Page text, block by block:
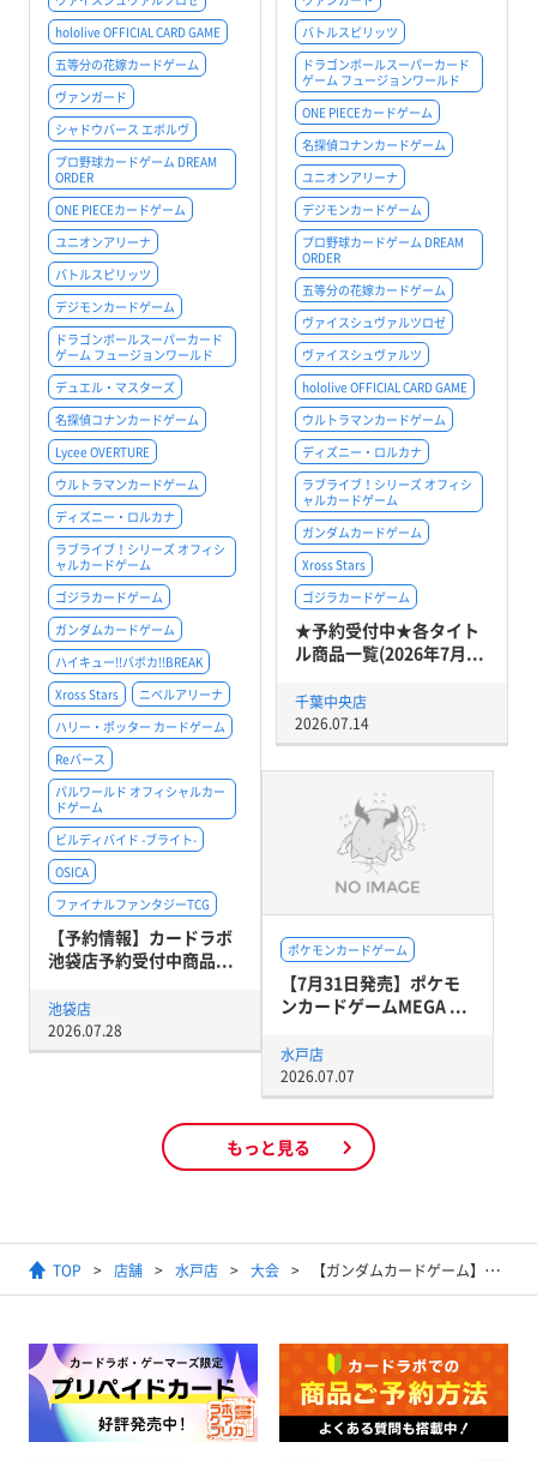
hololive OFFICIAL CARD GAME
五等分の花嫁カードゲーム
ヴァンガード
シャドウバース エボルヴ
プロ野球カードゲーム DREAM
ORDER
ONE PIECEカードゲーム
ユニオンアリーナ
バトルスピリッツ
デジモンカードゲーム
ドラゴンボールスーパーカード
ゲーム フュージョンワールド
デュエル・マスターズ
名探偵コナンカードゲーム
Lycee OVERTURE
ウルトラマンカードゲーム
ディズニー・ロルカナ
ラブライブ！シリーズ オフィシ
ャルカードゲーム
ゴジラカードゲーム
ガンダムカードゲーム
ハイキュー!!バボカ!!BREAK
Xross Stars
ニベルアリーナ
ハリー・ポッター カードゲーム
Reバース
パルワールド オフィシャルカー
ドゲーム
ビルディバイド -ブライト-
OSICA
ファイナルファンタジーTCG
【予約情報】カードラボ
池袋店予約受付中商品...
池袋店
2026.07.28
バトルスピリッツ
ドラゴンボールスーパーカード
ゲーム フュージョンワールド
ONE PIECEカードゲーム
名探偵コナンカードゲーム
ユニオンアリーナ
デジモンカードゲーム
プロ野球カードゲーム DREAM
ORDER
五等分の花嫁カードゲーム
ヴァイスシュヴァルツロゼ
ヴァイスシュヴァルツ
hololive OFFICIAL CARD GAME
ウルトラマンカードゲーム
ディズニー・ロルカナ
ラブライブ！シリーズ オフィシ
ャルカードゲーム
ガンダムカードゲーム
Xross Stars
ゴジラカードゲーム
★予約受付中★各タイト
ル商品一覧(2026年7月...
千葉中央店
2026.07.14
ポケモンカードゲーム
【7月31日発売】ポケモ
ンカードゲームMEGA ...
水戸店
2026.07.07
もっと見る
TOP 店舗 水戸店 大会 【ガンダムカードゲーム】ショップバトル